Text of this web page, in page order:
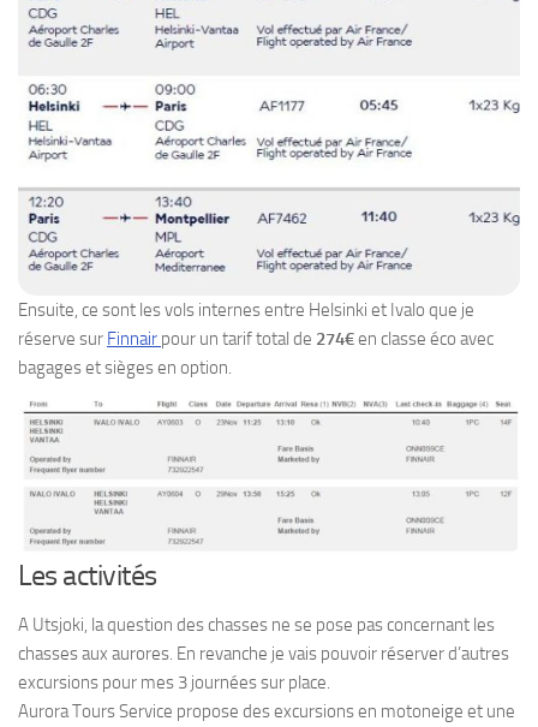
Ensuite, ce sont les vols internes entre Helsinki et Ivalo que je
réserve sur Finnair pour un tarif total de 274€en classe éco avec
bagages et sièges en option.
Les activités
A Utsjoki, la question des chasses ne se pose pas concernant les
chasses aux aurores. En revanche je vais pouvoir réserver d’autres
excursions pour mes 3 journées sur place.
Aurora Tours Service propose des excursions en motoneige et une